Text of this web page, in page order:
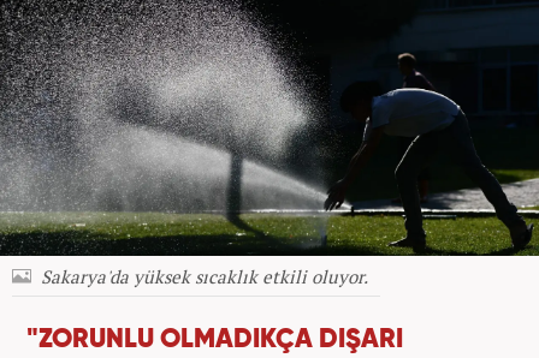
Sakarya'da yüksek sıcaklık etkili oluyor.
"ZORUNLU OLMADIKÇA DIŞARI